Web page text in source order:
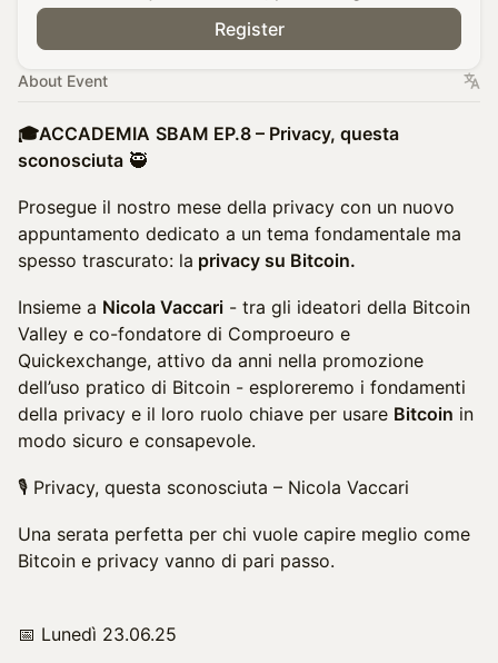
Register
About Event
🎓ACCADEMIA SBAM EP.8 – Privacy, questa
sconosciuta 🥷
Prosegue il nostro mese della privacy con un nuovo
appuntamento dedicato a un tema fondamentale ma
spesso trascurato: la privacy su Bitcoin.
Insieme a Nicola Vaccari - tra gli ideatori della Bitcoin
Valley e co-fondatore di Comproeuro e
Quickexchange, attivo da anni nella promozione
dell’uso pratico di Bitcoin - esploreremo i fondamenti
della privacy e il loro ruolo chiave per usare Bitcoin in
modo sicuro e consapevole.
🎙️ Privacy, questa sconosciuta – Nicola Vaccari
Una serata perfetta per chi vuole capire meglio come
Bitcoin e privacy vanno di pari passo.
📅 Lunedì 23.06.25